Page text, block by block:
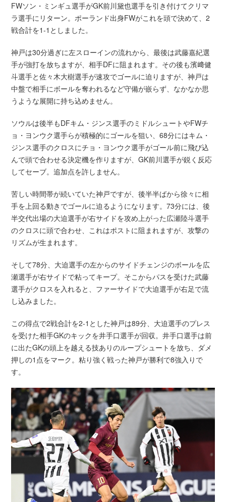
FWソン・ミンギュ選手がGK前川黛也選手を引き付けてクリマ
ラ選手にリターン。ポーランド出身FWがこれを頭で決めて、2
戦合計を1-1としました。
神戸は30分過ぎに左スローインの流れから、最後は武藤嘉紀選
手が強打を放ちますが、相手DFに阻まれます。その後も濱﨑健
斗選手と佐々木大樹選手が速攻でゴールに迫りますが、神戸は
中盤で相手にボールを奪われるなど守備が嵌らず、なかなか思
うような展開に持ち込めません。
ソウルは後半もDFキム・ジンス選手のミドルシュートやFWチ
ョ・ヨンウク選手らが積極的にゴールを狙い、68分にはキム・
ジンス選手のクロスにチョ・ヨンウク選手がゴール前に飛び込
んで頭で合わせる決定機を作りますが、GK前川選手が鋭く反応
してセーブ。追加点を許しません。
苦しい時間帯が続いていた神戸ですが、後半半ばから徐々に相
手を上回る動きでゴールに迫るようになります。73分には、後
半交代出場の大迫選手が右サイドを攻め上がった広瀬陸斗選手
のクロスに頭で合わせ、これはポストに阻まれますが、攻撃の
リズムが生まれます。
そして78分、大迫選手の左からのサイドチェンジのボールを広
瀬選手が右サイドで粘ってキープ。そこからパスを受けた武藤
選手がクロスを入れると、ファーサイドで大迫選手が右足で流
し込みました。
この得点で2戦合計を2-1とした神戸は89分、大迫選手のプレス
を受けた相手GKのキックを井手口選手が回収。井手口選手は前
に出たGKの頭上を越える技ありのループシュートを放ち、ダメ
押しの1点をマーク。粘り強く戦った神戸が勝利で8強入りで
す。